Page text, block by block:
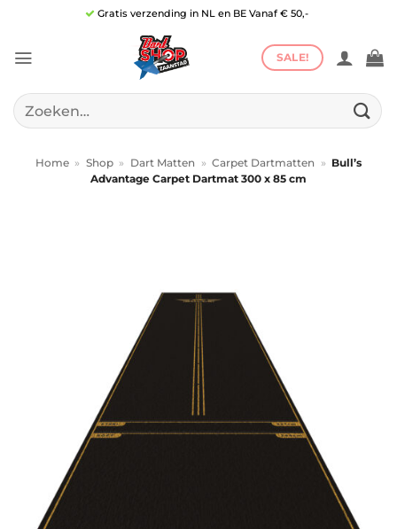
inhoud
Gratis verzending in NL en BE Vanaf € 50,-
SALE!
Zoeken
naar:
Home » Shop » Dart Matten » Carpet Dartmatten » Bull’s
Advantage Carpet Dartmat 300 x 85 cm